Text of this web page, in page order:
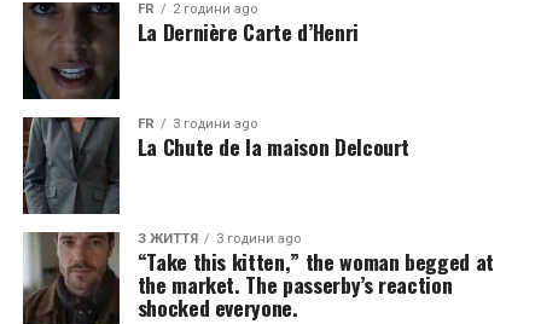
FR 2 години ago
La Dernière Carte d’Henri
FR 3 години ago
La Chute de la maison Delcourt
З ЖИТТЯ 3 години ago
“Take this kitten,” the woman begged at
the market. The passerby’s reaction
shocked everyone.